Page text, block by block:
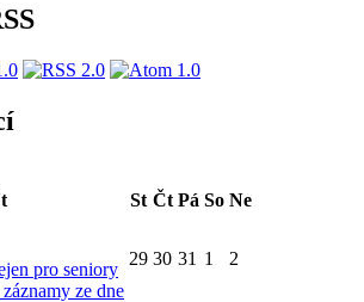
St Čt Pá So Ne
pro seniory
ze dne
29 30 31 1 2